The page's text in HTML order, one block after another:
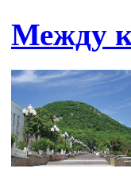
Между